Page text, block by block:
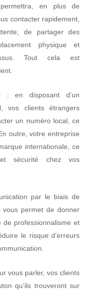
en plus de
contacter rapidement,
de partager des
physique et
Tout cela est
: en disposant d’un
vos clients étrangers
un numéro local, ce
outre, votre entreprise
internationale, ce
sécurité chez vos
par le biais de
vous permet de donner
professionnalisme et
le risque d’erreurs
vous parler, vos clients
qu’ils trouveront sur